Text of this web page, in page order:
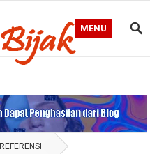
MENU
REFERENSI